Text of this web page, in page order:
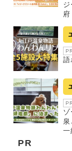
語
一
PR